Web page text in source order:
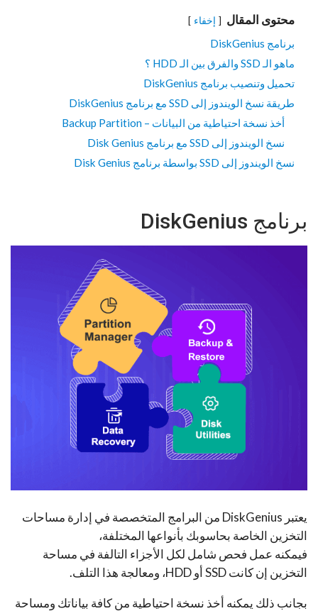
محتوى المقال إخفاء
برنامج DiskGenius
ماهو الـ SSD والفرق بين الـ HDD ؟
تحميل وتنصيب برنامج DiskGenius
طريقة نسخ الويندوز إلى SSD مع برنامج DiskGenius
أخذ نسخة احتياطية من البيانات – Backup Partition
نسخ الويندوز إلى SSD مع برنامج Disk Genius
نسخ الويندوز إلى SSD بواسطة برنامج Disk Genius
برنامج DiskGenius
يعتبر DiskGenius من البرامج المتخصصة في إدارة مساحات
التخزين الخاصة بحاسوبك بأنواعها المختلفة،
فيمكنه عمل فحص شامل لكل الأجزاء التالفة في مساحة
التخزين إن كانت SSD أو HDD، ومعالجة هذا التلف.
بجانب ذلك يمكنه أخذ نسخة احتياطية من كافة بياناتك ومساحة